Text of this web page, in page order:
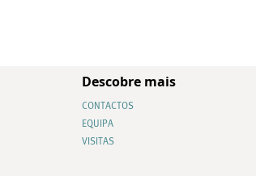
Descobre mais
CONTACTOS
EQUIPA
VISITAS